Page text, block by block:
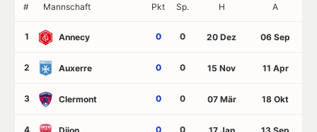
# Mannschaft Pkt Sp. H A
1 Annecy 0 0 20 Dez 06 Sep
2 Auxerre 0 0 15 Nov 11 Apr
3 Clermont 0 0 07 Mär 18 Okt
4 Dijon 0 0 17 Jan 13 Sep